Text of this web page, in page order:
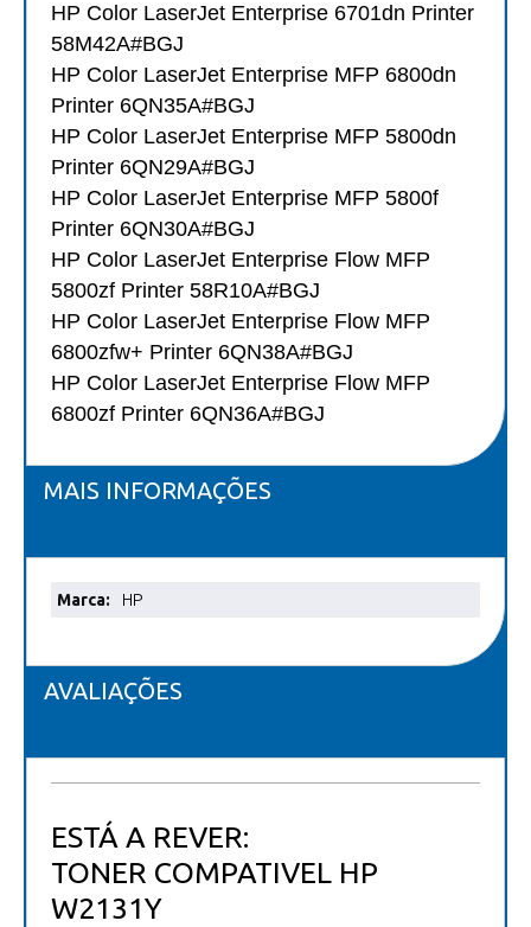
HP Color LaserJet Enterprise 6701dn Printer
58M42A#BGJ
HP Color LaserJet Enterprise MFP 6800dn
Printer 6QN35A#BGJ
HP Color LaserJet Enterprise MFP 5800dn
Printer 6QN29A#BGJ
HP Color LaserJet Enterprise MFP 5800f
Printer 6QN30A#BGJ
HP Color LaserJet Enterprise Flow MFP
5800zf Printer 58R10A#BGJ
HP Color LaserJet Enterprise Flow MFP
6800zfw+ Printer 6QN38A#BGJ
HP Color LaserJet Enterprise Flow MFP
6800zf Printer 6QN36A#BGJ
MAIS INFORMAÇÕES
Mais
HP
AVALIAÇÕES
ESTÁ A REVER:
TONER COMPATIVEL HP
W2131Y